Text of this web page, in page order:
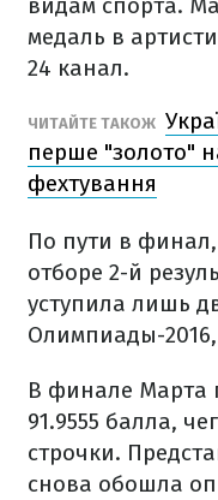
медаль в
24 канал.
ЧИТАЙТЕ ТАКОЖ
перше "золото"
фехтування
По пути в
отборе 2-й
уступила лишь
Олимпиады-
В финале Марта
91.9555 балла,
строчки.
снова обошла